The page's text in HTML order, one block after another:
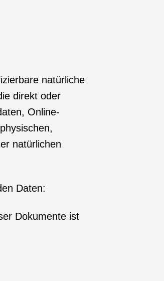
natürliche
direkt oder
Online-
natürlichen
Daten:
Dokumente ist